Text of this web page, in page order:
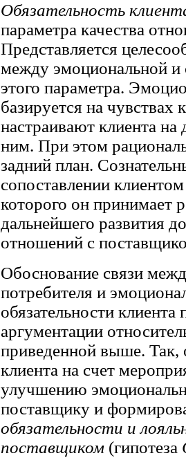
Обязательность
параметра качества
Представляется
между эмоциональной и
этого параметра.
базируется на чувствах
настраивают клиента на
ним. При этом
задний план.
сопоставлении
которого он принимает
дальнейшего развития
отношений с
Обоснование связи
потребителя и
обязательности
аргументации
приведенной выше. Так,
клиента на счет
улучшению
поставщику и
обязательности и
поставщиком (гипотеза